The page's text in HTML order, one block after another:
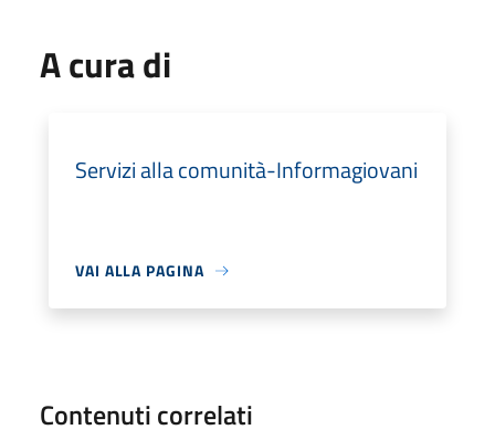
A cura di
Servizi alla comunità-Informagiovani
VAI ALLA PAGINA
Contenuti correlati